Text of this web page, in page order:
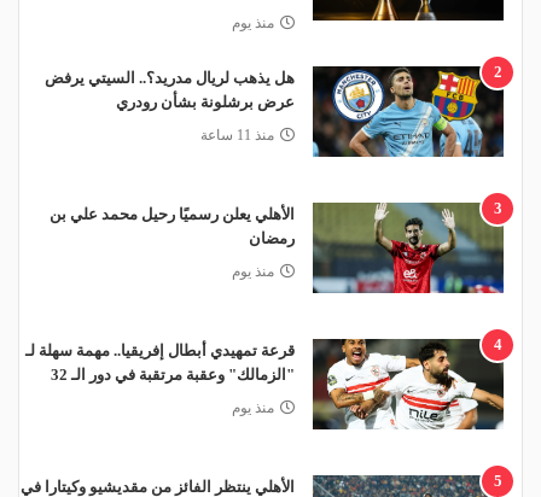
منذ يوم
2
هل يذهب لريال مدريد؟.. السيتي يرفض
عرض برشلونة بشأن رودري
منذ 11 ساعة
3
الأهلي يعلن رسميًا رحيل محمد علي بن
رمضان
منذ يوم
4
قرعة تمهيدي أبطال إفريقيا.. مهمة سهلة لـ
"الزمالك" وعقبة مرتقبة في دور الـ 32
منذ يوم
5
الأهلي ينتظر الفائز من مقديشيو وكيتارا في